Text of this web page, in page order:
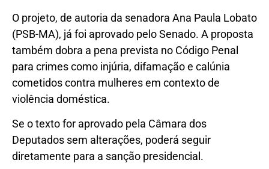
O projeto, de autoria da senadora Ana Paula Lobato
(PSB-MA), já foi aprovado pelo Senado. A proposta
também dobra a pena prevista no Código Penal
para crimes como injúria, difamação e calúnia
cometidos contra mulheres em contexto de
violência doméstica.
Se o texto for aprovado pela Câmara dos
Deputados sem alterações, poderá seguir
diretamente para a sanção presidencial .